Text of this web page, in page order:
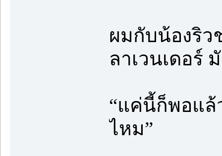
ผมกับน้องริว
ลาเวนเดอร์
“แค่นี้ก็พอแล้
ไหม”